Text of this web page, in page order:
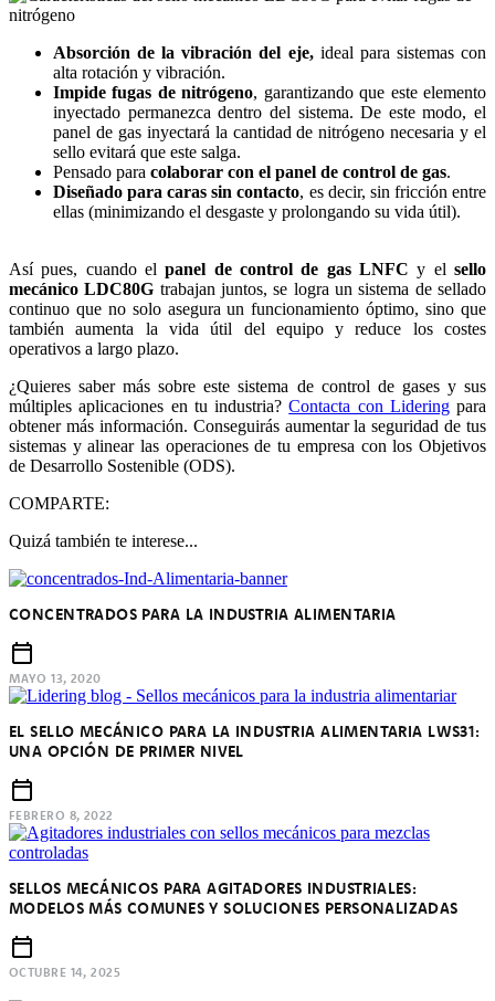
Absorción de la vibración del eje, ideal para sistemas con
alta rotación y vibración.
Impide fugas de nitrógeno, garantizando que este elemento
inyectado permanezca dentro del sistema. De este modo, el
panel de gas inyectará la cantidad de nitrógeno necesaria y el
sello evitará que este salga.
Pensado para colaborar con el panel de control de gas.
Diseñado para caras sin contacto, es decir, sin fricción entre
ellas (minimizando el desgaste y prolongando su vida útil).
Así pues, cuando elpanel de control de gas LNFC y elsello
mecánico LDC80G trabajan juntos, se logra un sistema de sellado
continuo que no solo asegura un funcionamiento óptimo, sino que
también aumenta la vida útil del equipo y reduce los costes
operativos a largo plazo.
¿Quieres saber más sobre este sistema de control de gases y sus
múltiples aplicaciones en tu industria?Contacta con Lideringpara
obtener más información. Conseguirás aumentar la seguridad de tus
sistemas y alinear las operaciones de tu empresa con los Objetivos
de Desarrollo Sostenible (ODS).
COMPARTE:
Quizá también te interese...
CONCENTRADOS PARA LA INDUSTRIA ALIMENTARIA
MAYO 13, 2020
EL SELLO MECÁNICO PARA LA INDUSTRIA ALIMENTARIA LWS31:
UNA OPCIÓN DE PRIMER NIVEL
FEBRERO 8, 2022
SELLOS MECÁNICOS PARA AGITADORES INDUSTRIALES:
MODELOS MÁS COMUNES Y SOLUCIONES PERSONALIZADAS
OCTUBRE 14, 2025